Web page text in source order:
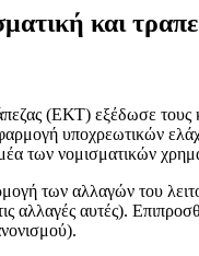
και
(ΕΚΤ) εξέδωσε τους
υποχρεωτικών
των νομισματικών
των αλλαγών του
αλλαγές αυτές).
).